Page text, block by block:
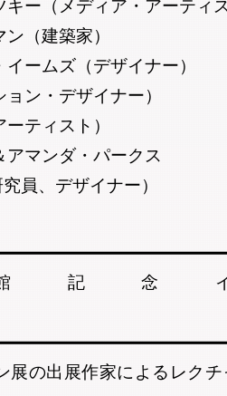
（建築家）
ームズ（デザイナー）
ン・デザイナー）
ティスト）
マンダ・パークス
員、デザイナー）
記念
展の出展作家によるレク